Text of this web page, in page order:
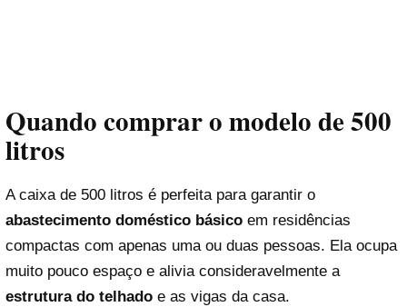
Quando comprar o modelo de 500
litros
A caixa de 500 litros é perfeita para garantir o
abastecimento doméstico básico em residências
compactas com apenas uma ou duas pessoas. Ela ocupa
muito pouco espaço e alivia consideravelmente a
estrutura do telhado e as vigas da casa.